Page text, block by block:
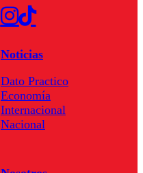
Noticias
Dato Practico
Economía
Internacional
Nacional